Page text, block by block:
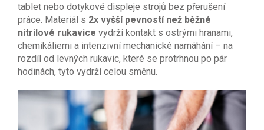
tablet nebo dotykové displeje strojů bez přerušení
práce. Materiál s 2x vyšší pevností než běžné
nitrilové rukavice vydrží kontakt s ostrými hranami,
chemikáliemi a intenzivní mechanické namáhání – na
rozdíl od levných rukavic, které se protrhnou po pár
hodinách, tyto vydrží celou směnu.